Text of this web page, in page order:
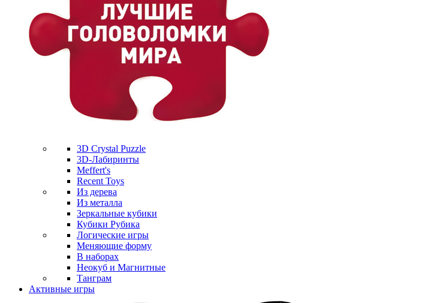
3D Crystal Puzzle
3D-Лабиринты
Meffert's
Recent Toys
Из дерева
Из металла
Зеркальные кубики
Кубики Рубика
Логические игры
Меняющие форму
В наборах
Неокуб и Магнитные
Танграм
Активные игры